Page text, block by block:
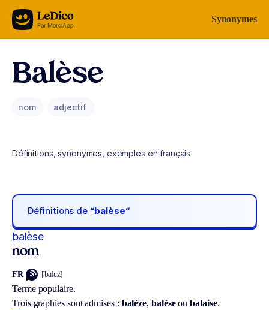
Aller au contenu Synonymes
Balèse
nom adjectif
Définitions, synonymes, exemples en français
Définitions de “balèse“
balèse
nom
FR [balɛz]
Terme populaire.
Trois graphies sont admises : balèze, balèseoubalaise.